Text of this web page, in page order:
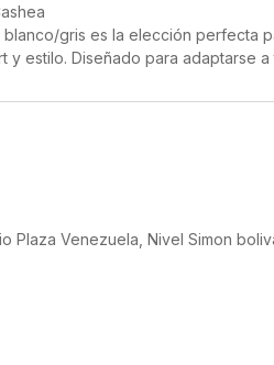
gris es la elección perfecta
estilo. Diseñado para adaptarse a
asegura un soporte óptimo
de amortiguación, el New Balance
este zapato está diseñado para
en cada paso por mucho
una base blanca lo convierte en un
Plaza Venezuela, Nivel Simon